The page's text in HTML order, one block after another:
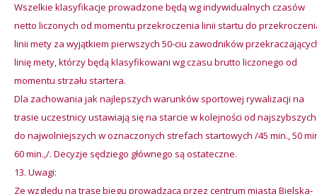
Wszelkie klasyfikacje prowadzone będą wg indywidualnych czasów
netto liczonych od momentu przekroczenia linii startu do
linii mety za wyjątkiem pierwszych 50-ciu zawodników
linię mety, którzy będą klasyfikowani wg czasu brutto liczonego od
momentu strzału startera.
Dla zachowania jak najlepszych warunków sportowej rywalizacji na
trasie uczestnicy ustawiają się na starcie w kolejności od najszybszych
do najwolniejszych w oznaczonych strefach startowych /45 min., 50
60 min.,/. Decyzje sędziego głównego są ostateczne.
Uwagi:
Ze względu na trasę biegu prowadzącą przez centrum miasta Bielska-